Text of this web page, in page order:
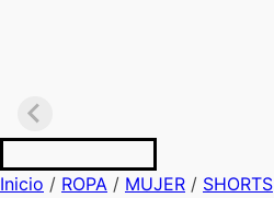
Inicio / ROPA / MUJER / SHORTS